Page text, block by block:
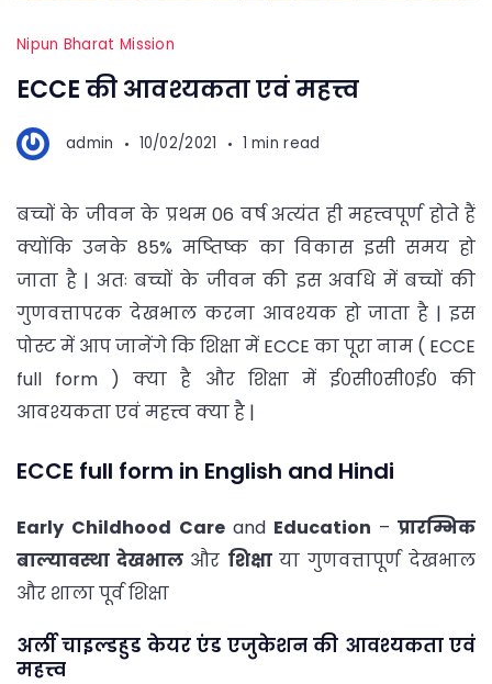
Nipun Bharat Mission
ECCE की आवश्यकता एवं महत्त्व
admin 10/02/2021 1 min read
बच्चों के जीवन के प्रथम 06 वर्ष अत्यंत ही महत्त्वपूर्ण होते हैं
क्योंकि उनके 85% मष्तिष्क का विकास इसी समय हो
जाता है | अतः बच्चों के जीवन की इस अवधि में बच्चों की
गुणवत्तापरक देखभाल करना आवश्यक हो जाता है | इस
पोस्ट में आप जानेंगे कि शिक्षा में ECCE का पूरा नाम ( ECCE
full form ) क्या है और शिक्षा में ई०सी०सी०ई० की
आवश्यकता एवं महत्त्व क्या है |
ECCE full form in English and Hindi
Early Childhood Care and Education – प्रारम्भिक
बाल्यावस्थादेखभाल और शिक्षा या गुणवत्तापूर्ण देखभाल
और शाला पूर्व शिक्षा
अर्ली चाइल्डहुड केयर एंड एजुकेशन की आवश्यकता एवं
महत्त्व